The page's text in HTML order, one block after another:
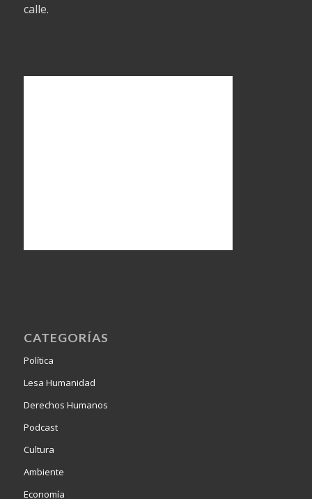
calle.
CATEGORÍAS
Política
Lesa Humanidad
Derechos Humanos
Podcast
Cultura
Ambiente
Economía